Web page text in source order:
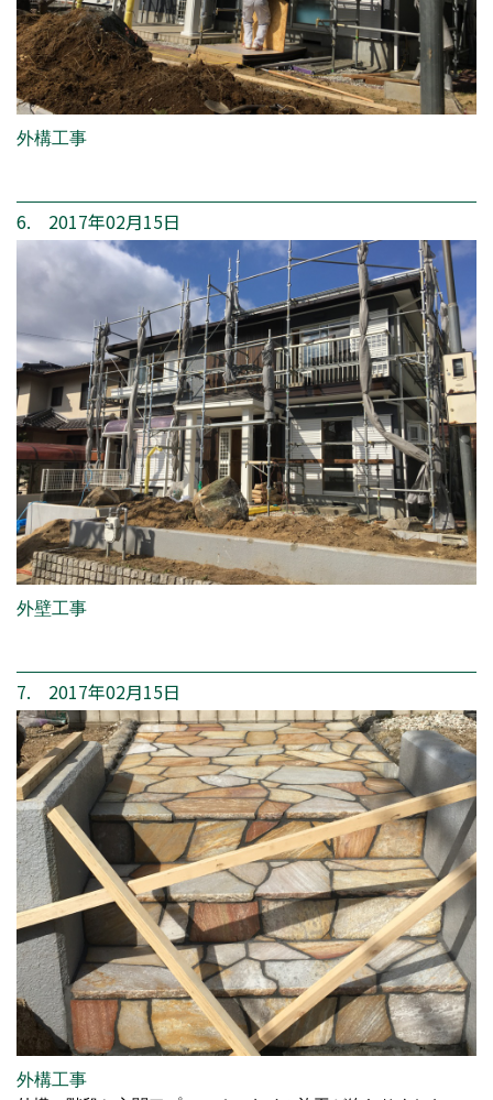
外構工事
6. 2017年02月15日
外壁工事
7. 2017年02月15日
外構工事